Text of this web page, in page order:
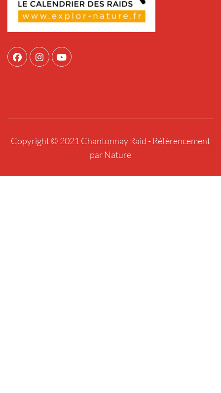
Copyright © 2021 Chantonnay Raid - Référencement
par Nature